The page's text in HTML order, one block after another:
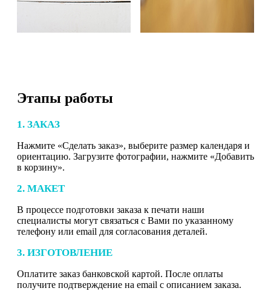
Этапы работы
1. ЗАКАЗ
Нажмите «Сделать заказ», выберите размер календаря и
ориентацию. Загрузите фотографии, нажмите «Добавить
в корзину».
2. МАКЕТ
В процессе подготовки заказа к печати наши
специалисты могут связаться с Вами по указанному
телефону или email для согласования деталей.
3. ИЗГОТОВЛЕНИЕ
Оплатите заказ банковской картой. После оплаты
получите подтверждение на email с описанием заказа.